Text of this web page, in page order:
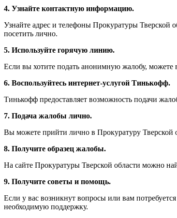
4. Узнайте контактную информацию.
Узнайте адрес и телефоны Прокуратуры
посетить лично.
5. Используйте горячую линию.
Если вы хотите подать анонимную жалобу, можете
6. Воспользуйтесь интернет-услугой Тинькофф.
Тинькофф предоставляет возможность подачи
7. Подача жалобы лично.
Вы можете прийти лично в Прокуратуру Тверской
8. Получите образец жалобы.
На сайте Прокуратуры Тверской области можно
9. Получите советы и помощь.
Если у вас возникнут вопросы или вам
необходимую поддержку.